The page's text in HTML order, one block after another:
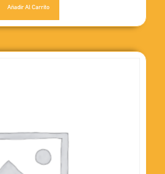
Añadir Al Carrito